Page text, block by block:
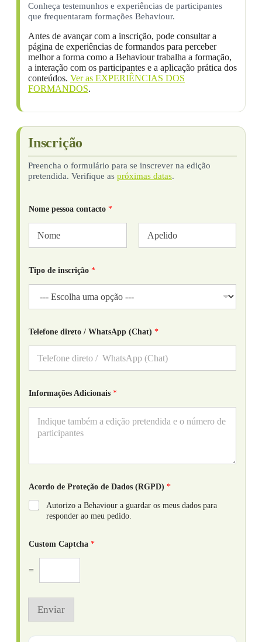
Conheça testemunhos e experiências de participantes
que frequentaram formações Behaviour.
Antes de avançar com a inscrição, pode consultar a
página de experiências de formandos para perceber
melhor a forma como a Behaviour trabalha a formação,
a interação com os participantes e a aplicação prática dos
conteúdos. Ver as EXPERIÊNCIAS DOS
FORMANDOS.
Inscrição
Preencha o formulário para se inscrever na edição
pretendida. Verifique as próximas datas.
Nome pessoa contacto *
Tipo de inscrição *
Telefone direto / WhatsApp (Chat) *
Informações Adicionais *
Acordo de Proteção de Dados (RGPD) *
Autorizo a Behaviour a guardar os meus dados para
responder ao meu pedido.
Custom Captcha *
=
Enviar